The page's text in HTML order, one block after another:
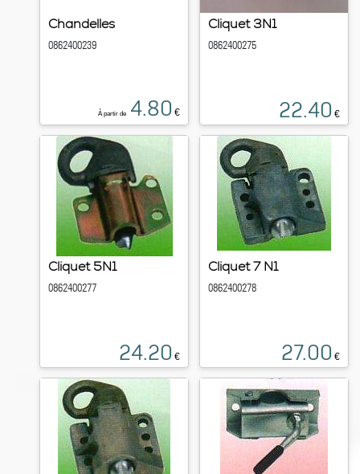
Chandelles
0862400239
À partir de 4.80 €
Cliquet 3N1
0862400275
22.40 €
Cliquet 5N1
0862400277
24.20 €
Cliquet 7 N1
0862400278
27.00 €